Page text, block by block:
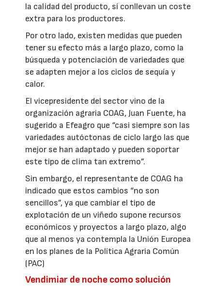
la calidad del producto, sí conllevan un coste
extra para los productores.
Por otro lado, existen medidas que pueden
tener su efecto más a largo plazo, como la
búsqueda y potenciación de variedades que
se adapten mejor a los ciclos de sequía y
calor.
El vicepresidente del sector vino de la
organización agraria COAG, Juan Fuente, ha
sugerido a Efeagro que “casi siempre son las
variedades autóctonas de ciclo largo las que
mejor se han adaptado y pueden soportar
este tipo de clima tan extremo”.
Sin embargo, el representante de COAG ha
indicado que estos cambios “no son
sencillos”, ya que cambiar el tipo de
explotación de un viñedo supone recursos
económicos y proyectos a largo plazo, algo
que al menos ya contempla la Unión Europea
en los planes de la Política Agraria Común
(PAC)
Vendimiar de noche como solución